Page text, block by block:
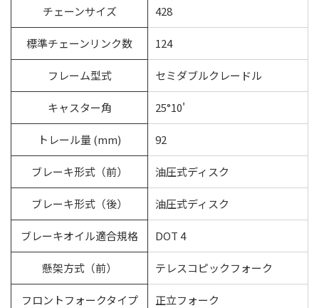
チェーンサイズ 428
標準チェーンリンク数 124
フレーム型式 セミダブルクレードル
キャスター角 25°10'
トレール量 (mm) 92
ブレーキ形式（前） 油圧式ディスク
ブレーキ形式（後） 油圧式ディスク
ブレーキオイル適合規格 DOT 4
懸架方式（前） テレスコピックフォーク
フロントフォークタイプ 正立フォーク